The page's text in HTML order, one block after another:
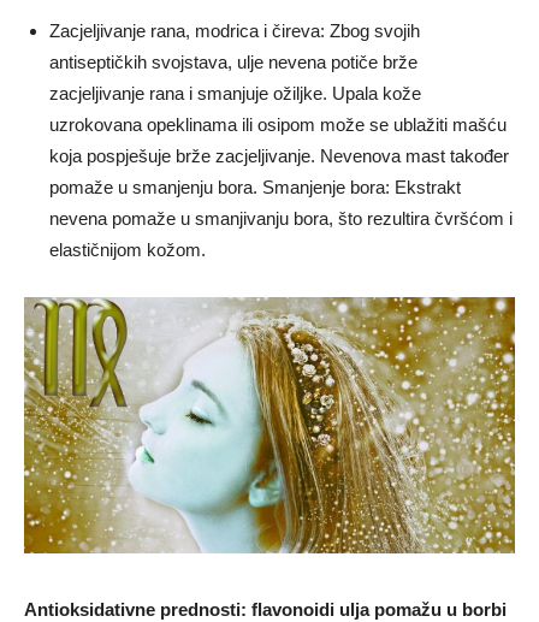
Zacjeljivanje rana, modrica i čireva: Zbog svojih
antiseptičkih svojstava, ulje nevena potiče brže
zacjeljivanje rana i smanjuje ožiljke. Upala kože
uzrokovana opeklinama ili osipom može se ublažiti mašću
koja pospješuje brže zacjeljivanje. Nevenova mast također
pomaže u smanjenju bora. Smanjenje bora: Ekstrakt
nevena pomaže u smanjivanju bora, što rezultira čvršćom i
elastičnijom kožom.
Antioksidativne prednosti: flavonoidi ulja pomažu u borbi